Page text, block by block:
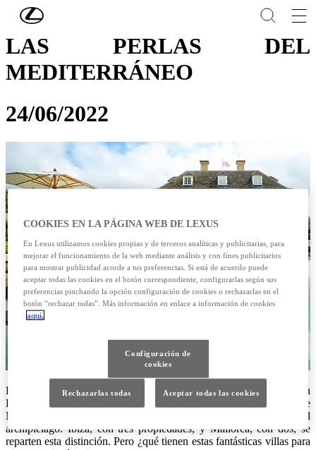
Skip to Main Content
LAS PERLAS DEL
MEDITERRÁNEO
24/06/2022
Las residencias más espectaculares y exclusivas del mundo están en
Baleares. Cinco de las ocho lujosas casas que forman parte de
Mandarin Oriental Exclusive Homes se encuentran en el
archipiélago. Ibiza, con tres propiedades, y Mallorca, con dos, se
reparten esta distinción. Pero ¿qué tienen estas fantásticas villas para
COOKIES EN LA PÁGINA WEB DE LEXUS
En Lexus utilizamos cookies propias y de terceros analíticas y publicitarias, para
mejorar el funcionamiento de la web mediante análisis y con fines publicitarios
para mostrar publicidad acorde a tus preferencias. Si está de acuerdo puede
aceptar todas las cookies en el botón correspondiente, configurarlas según sus
preferencias pinchando la opción configuración de cookies o rechazarlas en el
botón “rechazar todas”. Más información en enlace a información de cookies
aquí.
Configuración de
cookies
Rechazarlas todas Aceptar todas las cookies